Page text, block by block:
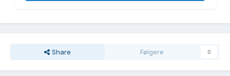
Share Følgere 0